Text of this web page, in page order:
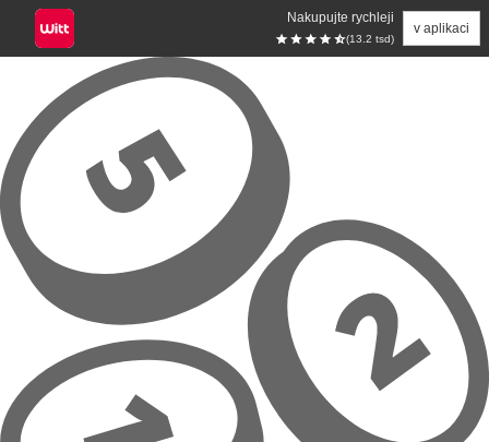
Nakupujte rychleji
(13.2 tsd)
v aplikaci
Přeskočit na hlavní obsah